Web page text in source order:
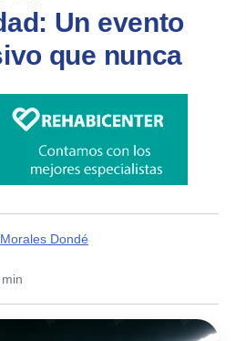
Un evento
que nunca
Dondé